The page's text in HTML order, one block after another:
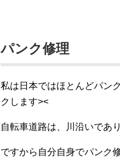
パンク修理
私は日本ではほとんどパン
クします><
自転車道路は、川沿いであ
ですから自分自身でパンク